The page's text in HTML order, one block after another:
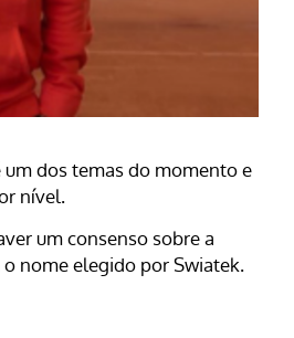
dos temas do momento e
nível.
um consenso sobre a
nome elegido por Swiatek.